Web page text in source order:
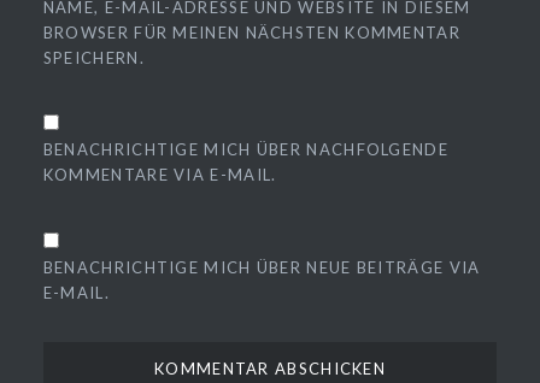
NAME, E-MAIL-ADRESSE UND WEBSITE IN DIESEM
BROWSER FÜR MEINEN NÄCHSTEN KOMMENTAR
SPEICHERN.
BENACHRICHTIGE MICH ÜBER NACHFOLGENDE
KOMMENTARE VIA E-MAIL.
BENACHRICHTIGE MICH ÜBER NEUE BEITRÄGE VIA
E-MAIL.